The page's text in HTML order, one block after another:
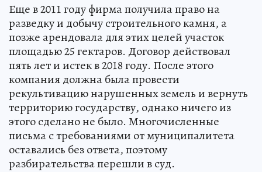
Еще в 2011 году фирма получила право на
разведку и добычу строительного камня, а
позже арендовала для этих целей участок
площадью 25 гектаров. Договор действовал
пять лет и истек в 2018 году. После этого
компания должна была провести
рекультивацию нарушенных земель и вернуть
территорию государству, однако ничего из
этого сделано не было. Многочисленные
письма с требованиями от муниципалитета
оставались без ответа, поэтому
разбирательства перешли в суд.